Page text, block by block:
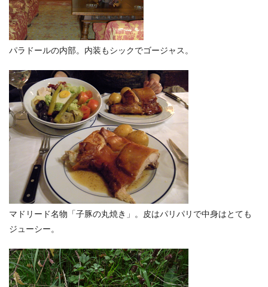
パラドールの内部。内装もシックでゴージャス。
マドリード名物「子豚の丸焼き」。皮はパリパリで中身はとても
ジューシー。